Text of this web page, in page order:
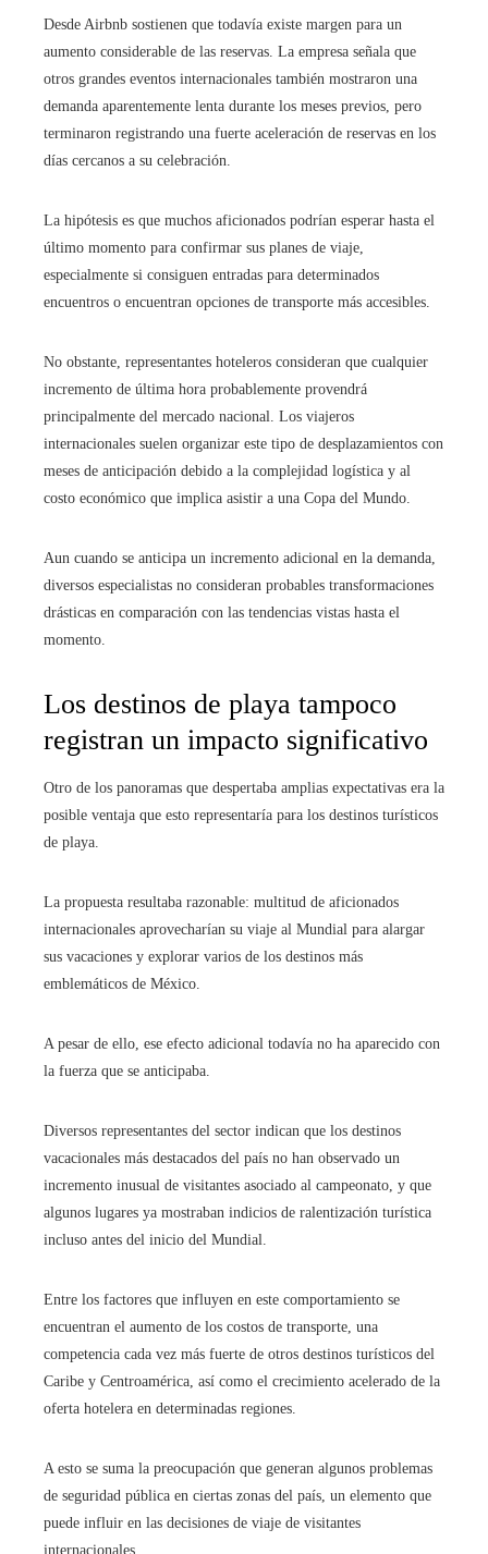
Desde Airbnb sostienen que todavía existe margen para un
aumento considerable de las reservas. La empresa señala que
otros grandes eventos internacionales también mostraron una
demanda aparentemente lenta durante los meses previos, pero
terminaron registrando una fuerte aceleración de reservas en los
días cercanos a su celebración.
La hipótesis es que muchos aficionados podrían esperar hasta el
último momento para confirmar sus planes de viaje,
especialmente si consiguen entradas para determinados
encuentros o encuentran opciones de transporte más accesibles.
No obstante, representantes hoteleros consideran que cualquier
incremento de última hora probablemente provendrá
principalmente del mercado nacional. Los viajeros
internacionales suelen organizar este tipo de desplazamientos con
meses de anticipación debido a la complejidad logística y al
costo económico que implica asistir a una Copa del Mundo.
Aun cuando se anticipa un incremento adicional en la demanda,
diversos especialistas no consideran probables transformaciones
drásticas en comparación con las tendencias vistas hasta el
momento.
Los destinos de playa tampoco
registran un impacto significativo
Otro de los panoramas que despertaba amplias expectativas era la
posible ventaja que esto representaría para los destinos turísticos
de playa.
La propuesta resultaba razonable: multitud de aficionados
internacionales aprovecharían su viaje al Mundial para alargar
sus vacaciones y explorar varios de los destinos más
emblemáticos de México.
A pesar de ello, ese efecto adicional todavía no ha aparecido con
la fuerza que se anticipaba.
Diversos representantes del sector indican que los destinos
vacacionales más destacados del país no han observado un
incremento inusual de visitantes asociado al campeonato, y que
algunos lugares ya mostraban indicios de ralentización turística
incluso antes del inicio del Mundial.
Entre los factores que influyen en este comportamiento se
encuentran el aumento de los costos de transporte, una
competencia cada vez más fuerte de otros destinos turísticos del
Caribe y Centroamérica, así como el crecimiento acelerado de la
oferta hotelera en determinadas regiones.
A esto se suma la preocupación que generan algunos problemas
de seguridad pública en ciertas zonas del país, un elemento que
puede influir en las decisiones de viaje de visitantes
internacionales.